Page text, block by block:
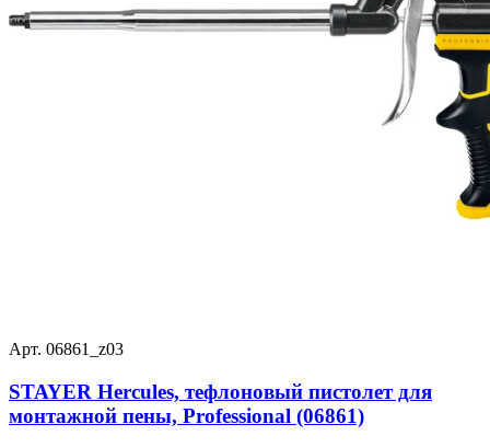
Арт. 06861_z03
STAYER Hercules, тефлоновый пистолет для
монтажной пены, Professional (06861)